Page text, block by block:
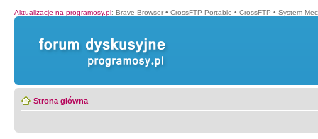
Aktualizacje na programosy.pl: Brave Browser • CrossFTP Portable • CrossFTP • System
Strona główna